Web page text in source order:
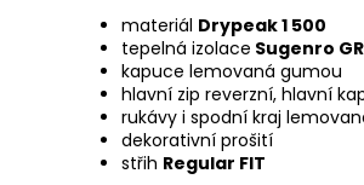
materiál Drypeak 1 500
tepelná izolace Sugenro
kapuce lemovaná gumou
hlavní zip reverzní, hlavní
rukávy i spodní kraj
dekorativní prošití
střih Regular FIT